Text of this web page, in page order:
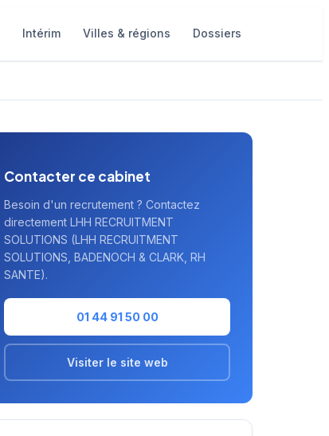
Intérim Villes & régions Dossiers
Contacter ce cabinet
Besoin d'un recrutement ? Contactez
directement LHH RECRUITMENT
SOLUTIONS (LHH RECRUITMENT
SOLUTIONS, BADENOCH & CLARK, RH
SANTE).
01 44 91 50 00
Visiter le site web